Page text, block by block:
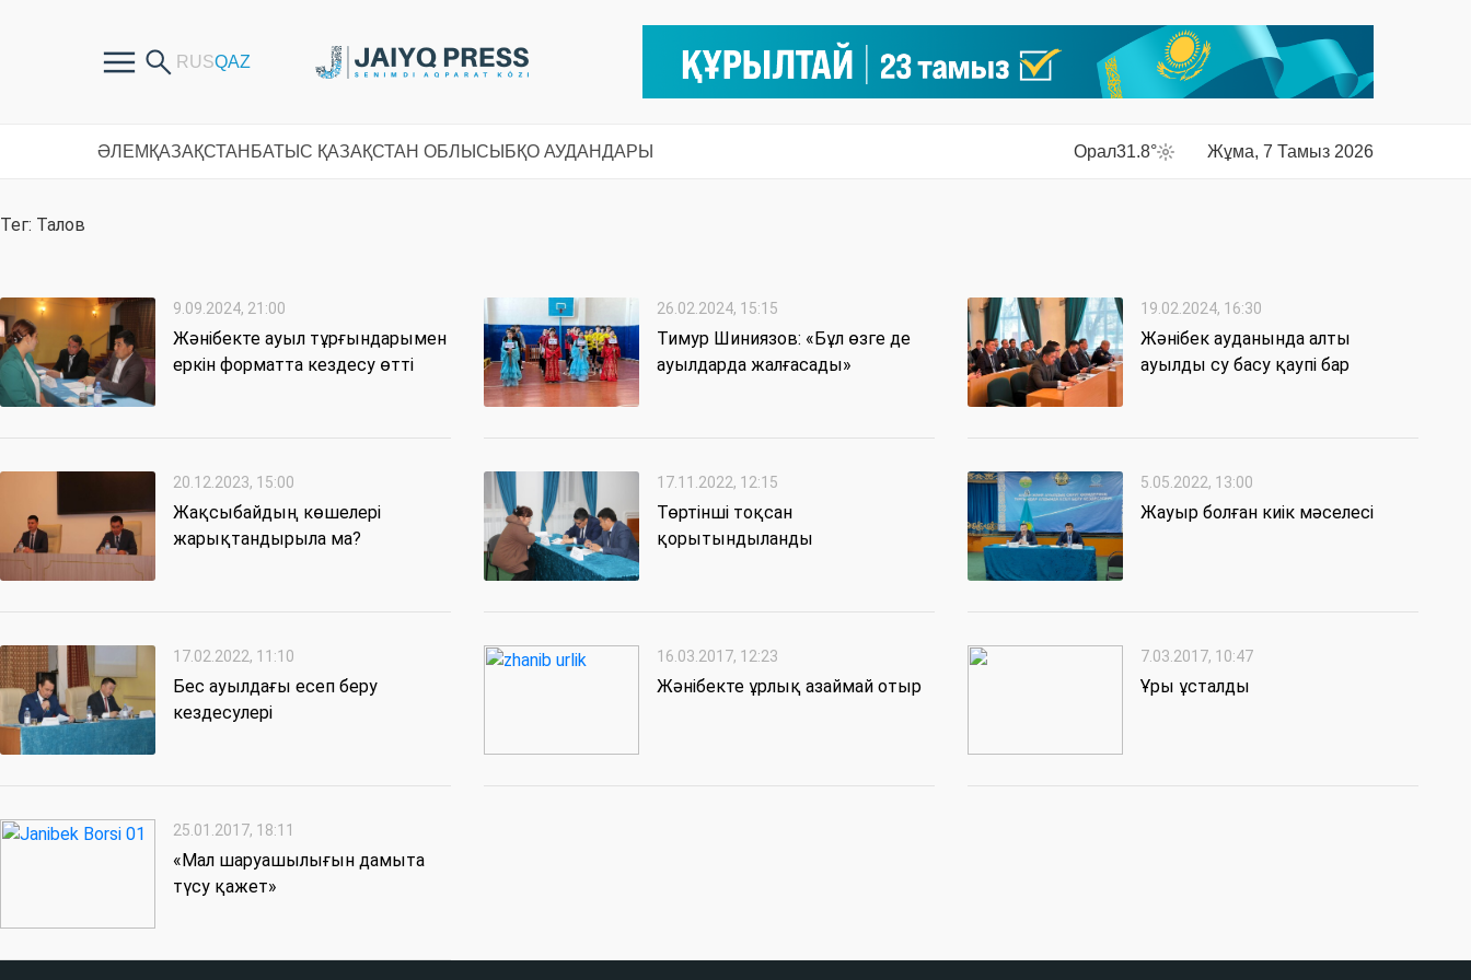
ӘЛЕМ ҚАЗАҚСТАН БАТЫС ҚАЗАҚСТАН ОБЛЫСЫ БҚО АУДАНДАРЫ Орал31.8° Жұма, 7 Тамыз 2026
Тег: Талов
9.09.2024, 21:00
Жәнібекте ауыл тұрғындарымен
еркін форматта кездесу өтті
26.02.2024, 15:15
Тимур Шиниязов: «Бұл өзге де
ауылдарда жалғасады»
19.02.2024, 16:30
Жәнібек ауданында алты
ауылды су басу қаупі бар
20.12.2023, 15:00
Жақсыбайдың көшелері
жарықтандырыла ма?
17.11.2022, 12:15
Төртінші тоқсан
қорытындыланды
5.05.2022, 13:00
Жауыр болған киік мәселесі
17.02.2022, 11:10
Бес ауылдағы есеп беру
кездесулері
16.03.2017, 12:23
Жәнібекте ұрлық азаймай отыр
7.03.2017, 10:47
Ұры ұсталды
25.01.2017, 18:11
«Мал шаруашылығын дамыта
түсу қажет»